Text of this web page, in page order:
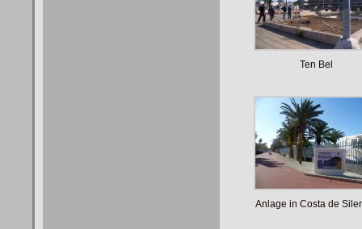
Ten Bel
Anlage in Costa de